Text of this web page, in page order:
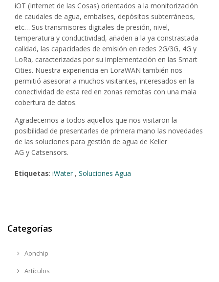
iOT (Internet de las Cosas) orientados a la monitorización
de caudales de agua, embalses, depósitos subterráneos,
etc… Sus transmisores digitales de presión, nivel,
temperatura y conductividad, añaden a la ya constrastada
calidad, las capacidades de emisión en redes 2G/3G, 4G y
LoRa, caracterizadas por su implementación en las Smart
Cities. Nuestra experiencia en LoraWAN también nos
permitió asesorar a muchos visitantes, interesados en la
conectividad de esta red en zonas remotas con una mala
cobertura de datos.
Agradecemos a todos aquellos que nos visitaron la
posibilidad de presentarles de primera mano las novedades
de las soluciones para gestión de agua de Keller
AG y Catsensors.
Etiquetas: iWater , Soluciones Agua
Categorías
Aonchip
Artículos